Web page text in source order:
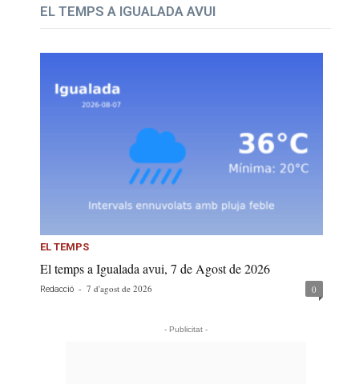
EL TEMPS A IGUALADA AVUI
EL TEMPS
El temps a Igualada avui, 7 de Agost de 2026
Redacció - 7 d'agost de 2026 0
- Publicitat -